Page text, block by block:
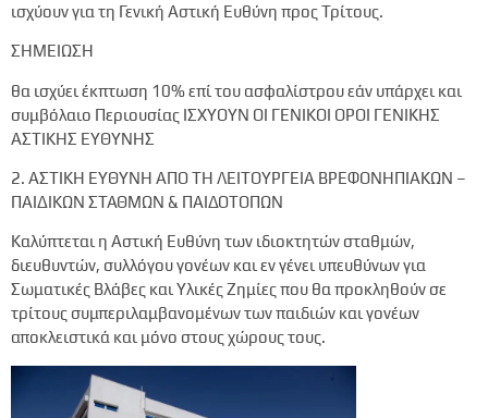
ισχύουν για τη Γενική Αστική Ευθύνη προς Τρίτους.
ΣΗΜΕΙΩΣΗ
θα ισχύει έκπτωση 10% επί του ασφαλίστρου εάν υπάρχει και
συμβόλαιο Περιουσίας ΙΣΧΥΟΥΝ ΟΙ ΓΕΝΙΚΟΙ ΟΡΟΙ ΓΕΝΙΚΗΣ
ΑΣΤΙΚΗΣ ΕΥΘΥΝΗΣ
2. ΑΣΤΙΚΗ ΕΥΘΥΝΗ ΑΠΟ ΤΗ ΛΕΙΤΟΥΡΓΕΙΑ ΒΡΕΦΟΝΗΠΙΑΚΩΝ –
ΠΑΙΔΙΚΩΝ ΣΤΑΘΜΩΝ & ΠΑΙΔΟΤΟΠΩΝ
Καλύπτεται η Αστική Ευθύνη των ιδιοκτητών σταθμών,
διευθυντών, συλλόγου γονέων και εν γένει υπευθύνων για
Σωματικές Βλάβες και Υλικές Ζημίες που θα προκληθούν σε
τρίτους συμπεριλαμβανομένων των παιδιών και γονέων
αποκλειστικά και μόνο στους χώρους τους.